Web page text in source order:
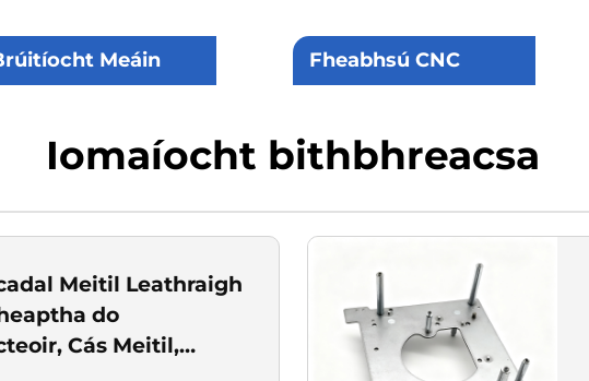
Meáin Fheabhsú CNC
Iomaíocht bithbhreacsa
Meitil Leathraigh
do
Cás Meitil,